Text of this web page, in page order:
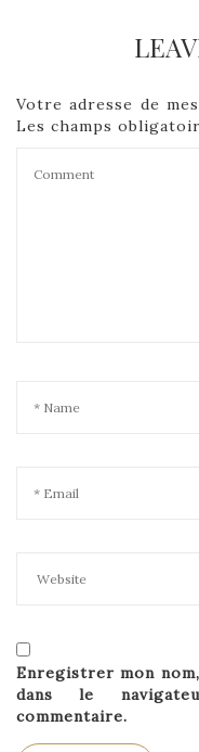
Votre adresse de
Les champs
Enregistrer mon
dans le
commentaire.